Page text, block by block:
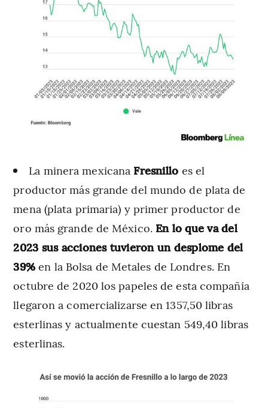
La minera mexicana Fresnillo es el
productor más grande del mundo de plata de
mena (plata primaria) y primer productor de
oro más grande de México. En lo que va del
2023 sus acciones tuvieron un desplome del
39%en la Bolsa de Metales de Londres. En
octubre de 2020 los papeles de esta compañía
llegaron a comercializarse en 1357,50 libras
esterlinas y actualmente cuestan 549,40 libras
esterlinas.